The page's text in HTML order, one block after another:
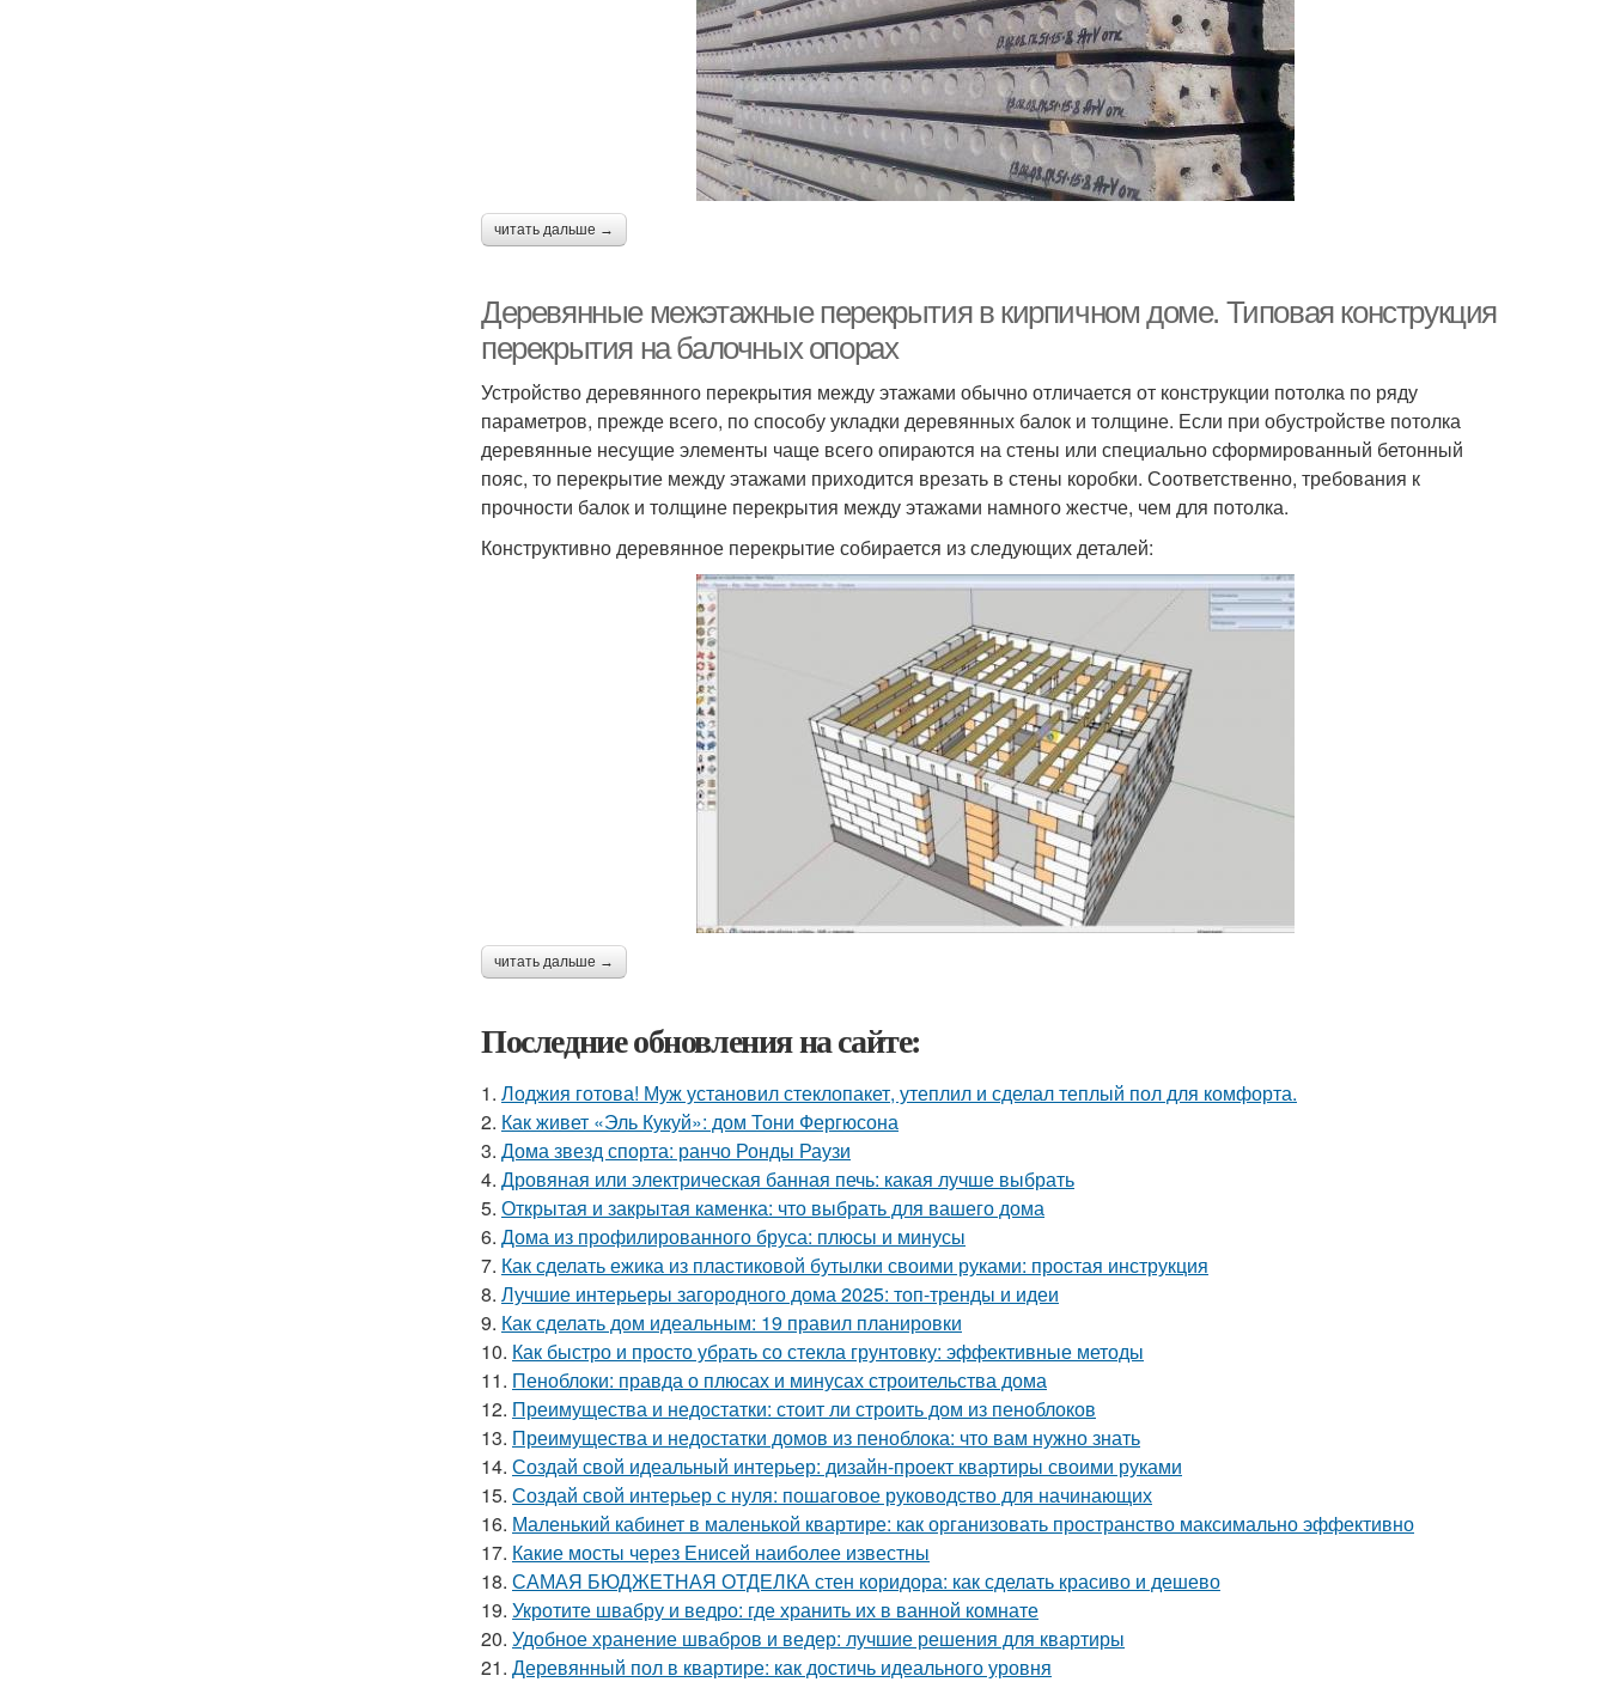
читать дальше →
Деревянные межэтажные перекрытия в кирпичном доме. Типовая конструкция
перекрытия на балочных опорах
Устройство деревянного перекрытия между этажами обычно отличается от конструкции потолка по ряду
параметров, прежде всего, по способу укладки деревянных балок и толщине. Если при обустройстве потолка
деревянные несущие элементы чаще всего опираются на стены или специально сформированный бетонный
пояс, то перекрытие между этажами приходится врезать в стены коробки. Соответственно, требования к
прочности балок и толщине перекрытия между этажами намного жестче, чем для потолка.
Конструктивно деревянное перекрытие собирается из следующих деталей:
читать дальше →
Последние обновления на сайте:
1. Лоджия готова! Муж установил стеклопакет, утеплил и сделал теплый пол для комфорта.
2. Как живет «Эль Кукуй»: дом Тони Фергюсона
3. Дома звезд спорта: ранчо Ронды Раузи
4. Дровяная или электрическая банная печь: какая лучше выбрать
5. Открытая и закрытая каменка: что выбрать для вашего дома
6. Дома из профилированного бруса: плюсы и минусы
7. Как сделать ежика из пластиковой бутылки своими руками: простая инструкция
8. Лучшие интерьеры загородного дома 2025: топ-тренды и идеи
9. Как сделать дом идеальным: 19 правил планировки
10. Как быстро и просто убрать со стекла грунтовку: эффективные методы
11. Пеноблоки: правда о плюсах и минусах строительства дома
12. Преимущества и недостатки: стоит ли строить дом из пеноблоков
13. Преимущества и недостатки домов из пеноблока: что вам нужно знать
14. Создай свой идеальный интерьер: дизайн-проект квартиры своими руками
15. Создай свой интерьер с нуля: пошаговое руководство для начинающих
16. Маленький кабинет в маленькой квартире: как организовать пространство максимально эффективно
17. Какие мосты через Енисей наиболее известны
18. САМАЯ БЮДЖЕТНАЯ ОТДЕЛКА стен коридора: как сделать красиво и дешево
19. Укротите швабру и ведро: где хранить их в ванной комнате
20. Удобное хранение швабров и ведер: лучшие решения для квартиры
21. Деревянный пол в квартире: как достичь идеального уровня